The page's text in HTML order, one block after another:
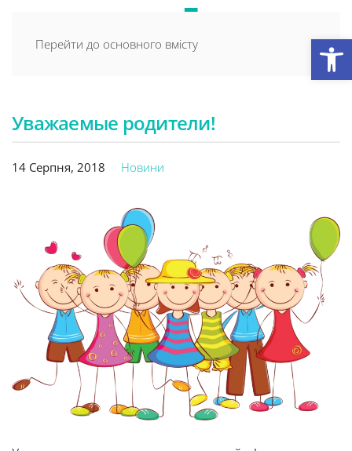
Перейти до основного вмісту
Уважаемые родители!
14 Серпня, 2018 Новини